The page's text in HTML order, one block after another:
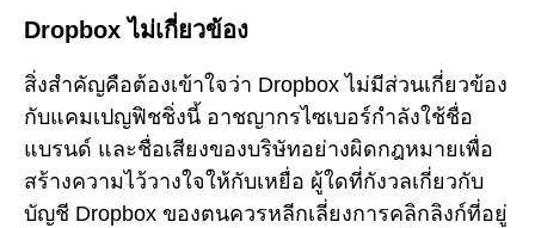
Dropbox ไม่เกี่ยวข้อง
สิ่งสำคัญคือต้องเข้าใจว่า Dropbox ไม่มีส่วนเกี่ยวข้อง
กับแคมเปญฟิชชิ่งนี้ อาชญากรไซเบอร์กำลังใช้ชื่อ
แบรนด์ และชื่อเสียงของบริษัทอย่างผิดกฎหมายเพื่อ
สร้างความไว้วางใจให้กับเหยื่อ ผู้ใดที่กังวลเกี่ยวกับ
บัญชี Dropbox ของตนควรหลีกเลี่ยงการคลิกลิงก์ที่อยู่